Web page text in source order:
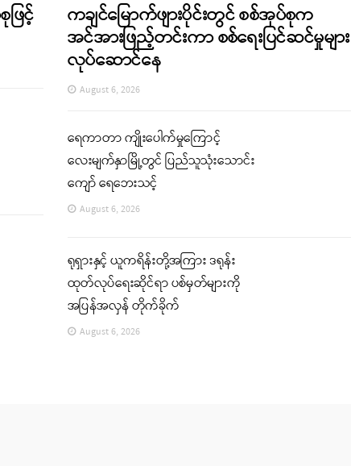
ြင့် ကချင်မြောက်ဖျားပိုင်းတွင် စစ်အုပ်စုက
အင်အားဖြည့်တင်းကာ စစ်ရေးပြင်ဆင်မှုများ
လုပ်ဆောင်နေ
August 6, 2026
ရေကာတာ ကျိုးပေါက်မှုကြောင့်
လေးမျက်နှာမြို့တွင် ပြည်သူသုံးသောင်း
ကျော် ရေဘေးသင့်
August 6, 2026
ရုရှားနှင့် ယူကရိန်းတို့အကြား ဒရုန်း
ထုတ်လုပ်ရေးဆိုင်ရာ ပစ်မှတ်များကို
အပြန်အလှန် တိုက်ခိုက်
August 6, 2026